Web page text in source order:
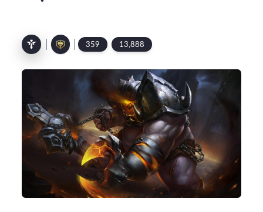
359 13,888